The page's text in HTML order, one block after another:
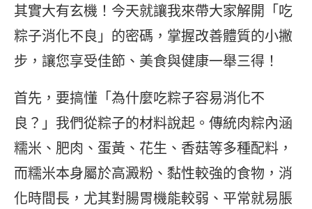
其實大有玄機！今天就讓我來帶大家解開「吃
粽子消化不良」的密碼，掌握改善體質的小撇
步，讓您享受佳節、美食與健康一舉三得！
首先，要搞懂「為什麼吃粽子容易消化不
良？」我們從粽子的材料說起。傳統肉粽內涵
糯米、肥肉、蛋黃、花生、香菇等多種配料，
而糯米本身屬於高澱粉、黏性較強的食物，消
化時間長，尤其對腸胃機能較弱、平常就易脹